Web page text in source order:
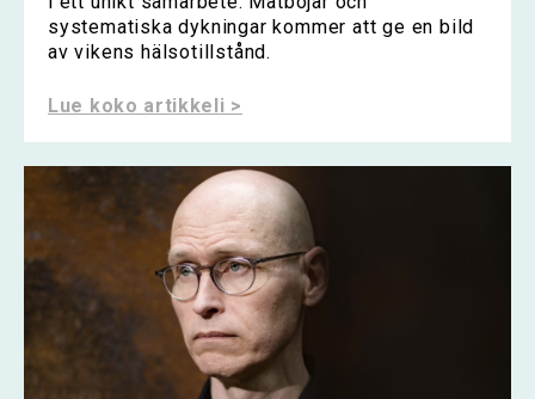
systematiska dykningar kommer att ge en bild
av vikens hälsotillstånd.
Lue koko artikkeli >